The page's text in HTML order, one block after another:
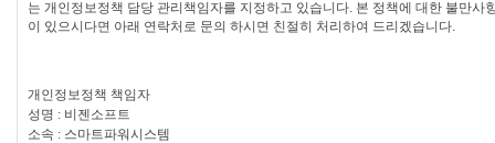
는 개인정보정책 담당 관리책임자를 지정하고 있습니다. 본 정책에 대한 불만사
이 있으시다면 아래 연락처로 문의 하시면 친절히 처리하여 드리겠습니다.
개인정보정책 책임자
성명 : 비젠소프트
소속 : 스마트파워시스템